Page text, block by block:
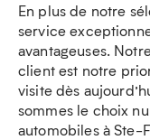
En plus de notre
service
avantageuses.
client est notre
visite dès
sommes le choix
automobiles à Ste-